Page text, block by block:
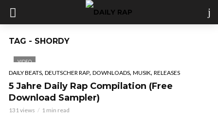
TAG - SHORDY
VIDEO
DAILY BEATS, DEUTSCHER RAP, DOWNLOADS, MUSIK, RELEASES
5 Jahre Daily Rap Compilation (Free
Download Sampler)
131 views 1 min read